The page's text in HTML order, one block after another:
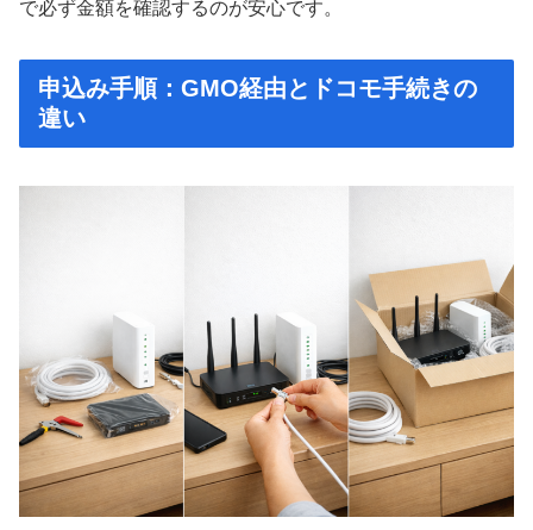
で必ず金額を確認するのが安心です。
申込み手順：GMO経由とドコモ手続きの
違い